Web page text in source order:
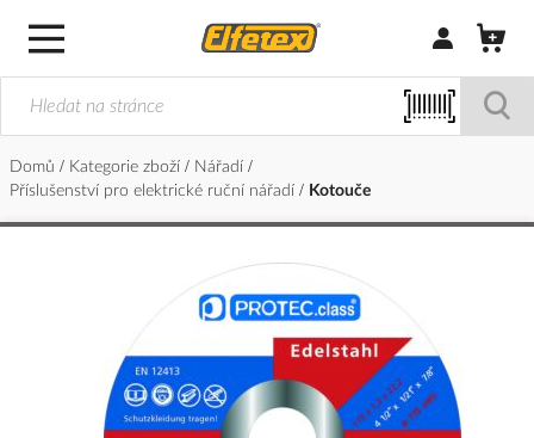
Přihlásit/
Domů Kategorie zboží
Nářadí
Příslušenství pro elektrické ruční nářadí
Kotouče